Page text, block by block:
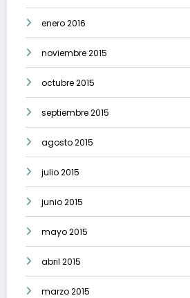
enero 2016
noviembre 2015
octubre 2015
septiembre 2015
agosto 2015
julio 2015
junio 2015
mayo 2015
abril 2015
marzo 2015